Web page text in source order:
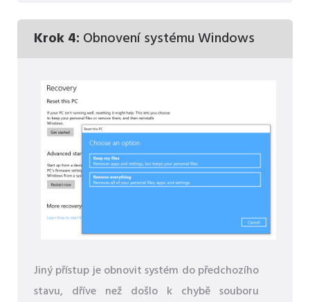
Krok 4: Obnovení systému Windows
Jiný přístup je obnovit systém do předchozího
stavu, dříve než došlo k chybě souboru